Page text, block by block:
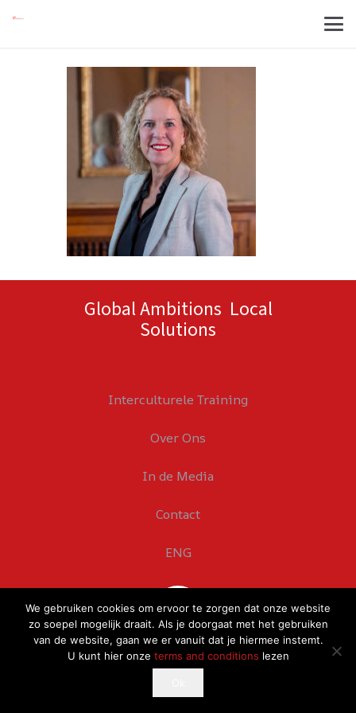
Global Ambitions Local
Solutions
Interculturele Training
Over Ons
In de Media
Contact
ENG
If you continue to use this site, you agree with it.
We gebruiken cookies om ervoor te zorgen dat onze website
zo soepel mogelijk draait. Als je doorgaat met het gebruiken
van de website, gaan we er vanuit dat je hiermee instemt.
U kunt hier onze terms and conditions lezen